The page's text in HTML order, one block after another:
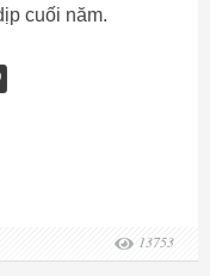
cuối năm.
13753